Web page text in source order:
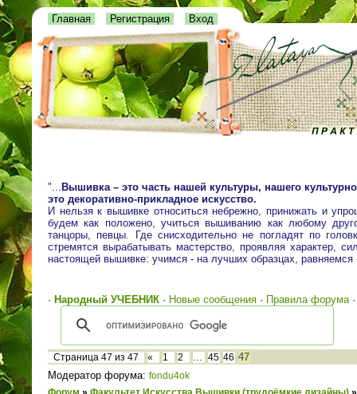
Главная Регистрация Вход
"... Вышивка – это часть нашей культуры, нашего
это декоративно-прикладное искусство.
И нельзя к вышивке относиться небрежно, принижать и
будем как положено, учиться вышиванию как любому
танцоры, певцы. Где снисходительно не погладят по
стремятся вырабатывать мастерство, проявляя характер,
настоящей вышивке: учимся - на лучших образцах,
· Народный УЧЕБНИК · Новые сообщения · Правила форума
Страница 47 из 47 « 1 2 … 45 46 47
Модератор форума: fondu4ok